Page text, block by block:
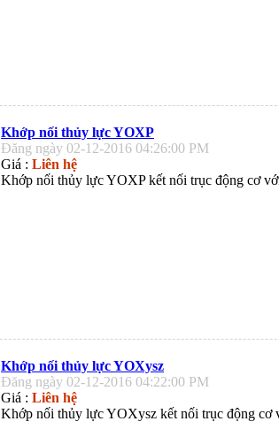
Khớp nối thủy lực YOXP
Đăng ngày 02-12-2016 04:26:00 PM
Giá : Liên hệ
Khớp nối thủy lực YOXP kết nối trục động cơ
Khớp nối thủy lực YOXysz
Đăng ngày 02-12-2016 04:22:00 PM
Giá : Liên hệ
Khớp nối thủy lực YOXysz kết nối trục động cơ